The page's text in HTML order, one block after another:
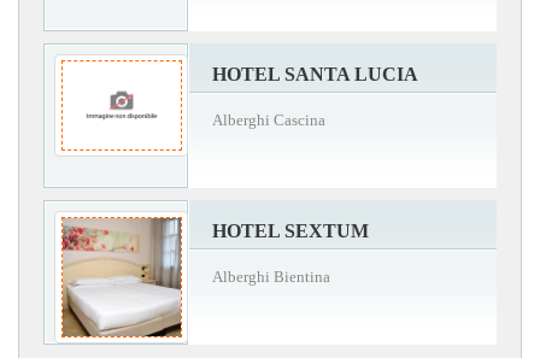
HOTEL SANTA LUCIA
Alberghi Cascina
HOTEL SEXTUM
Alberghi Bientina